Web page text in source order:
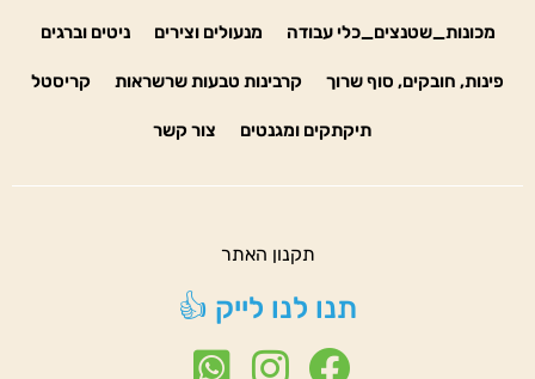
מכונות_שטנצים_כלי עבודה מנעולים וצירים ניטים וברגים
פינות, חובקים, סוף שרוך קרבינות טבעות שרשראות קריסטל
תיקתקים ומגנטים צור קשר
תקנון האתר
תנו לנו לייק 👍